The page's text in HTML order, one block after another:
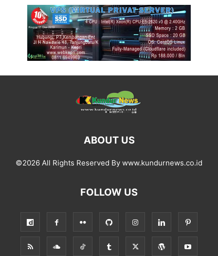
ABOUT US
©2026 All Rights Reserved By www.kundurnews.co.id
FOLLOW US